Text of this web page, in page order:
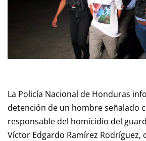
La Policía Nacional de Honduras
detención de un hombre señalado
responsable del homicidio del
Víctor Edgardo Ramírez Rodríguez,